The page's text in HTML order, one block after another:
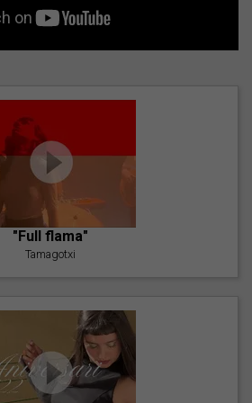
"Full flama"
Tamagotxi